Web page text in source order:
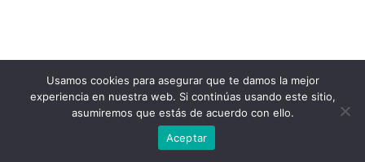
Usamos cookies para asegurar que te damos la mejor
experiencia en nuestra web. Si continúas usando este sitio,
asumiremos que estás de acuerdo con ello.
Aceptar